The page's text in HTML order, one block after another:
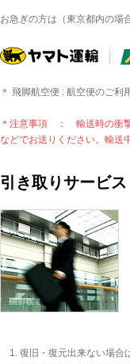
お急ぎの方は（東京都内の場
＊ 飛脚航空便 : 航空便のご利
＊注意事項 ： 輸送時の衝撃
などでお送りください。輸送
引き取りサービ
復旧・復元出来ない場合